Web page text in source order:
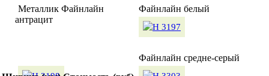
Металлик Файнлайн
антрацит
Файнлайн белый
Файнлайн средне-серый